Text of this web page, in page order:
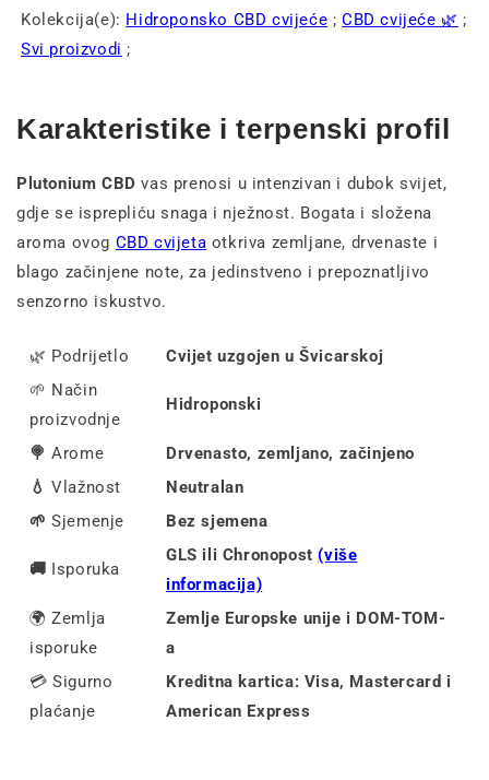
Kolekcija(e): Hidroponsko CBD cvijeće ;CBD cvijeće 🌿 ;
Svi proizvodi ;
Karakteristike i terpenski profil
Plutonium CBD vas prenosi u intenzivan i dubok svijet,
gdje se isprepliću snaga i nježnost. Bogata i složena
aroma ovog CBD cvijeta otkriva zemljane, drvenaste i
blago začinjene note, za jedinstveno i prepoznatljivo
senzorno iskustvo.
🌿 Podrijetlo
Cvijet uzgojen u Švicarskoj
🌱 Način
proizvodnje
Hidroponski
🍭 Arome
Drvenasto, zemljano, začinjeno
💧 Vlažnost
Neutralan
🌱 Sjemenje Bez sjemena
🚚 Isporuka
GLS ili Chronopost (više
informacija)
🌍 Zemlja
isporuke
Zemlje Europske unije i DOM-TOM-
a
💳 Sigurno
plaćanje
Kreditna kartica: Visa, Mastercard i
American Express